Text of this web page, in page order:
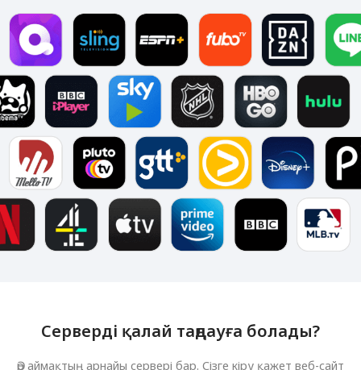
Серверді қалай таңдауға болады?
Әр аймақтың арнайы сервері бар. Сізге кіру қажет веб-сайт